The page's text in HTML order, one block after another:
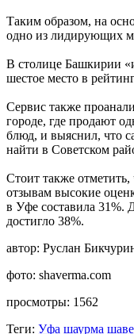
Таким образом, на
одно из лидирующих
В столице Башкирии
шестое место в
Сервис также
городе, где продают
блюд, и выяснил, что
найти в Советском
Стоит также
отзывам высокие
в Уфе составила 31%.
достигло 38%.
автор: Руслан
фото: shaverma.com
просмотры: 1562
Теги: Уфа шаурма